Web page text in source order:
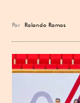
Por Rolando Ramos